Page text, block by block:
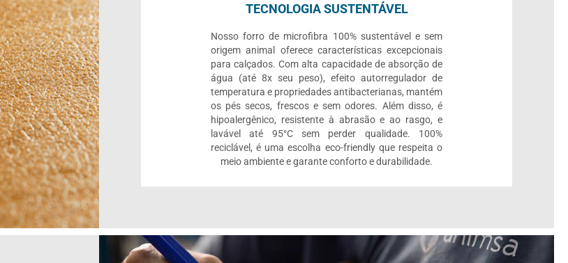
TECNOLOGIA SUSTENTÁVEL
Nosso forro de microfibra 100% sustentável e sem
origem animal oferece características excepcionais
para calçados. Com alta capacidade de absorção de
água (até 8x seu peso), efeito autorregulador de
temperatura e propriedades antibacterianas, mantém
os pés secos, frescos e sem odores. Além disso, é
hipoalergênico, resistente à abrasão e ao rasgo, e
lavável até 95°C sem perder qualidade. 100%
reciclável, é uma escolha eco-friendly que respeita o
meio ambiente e garante conforto e durabilidade.